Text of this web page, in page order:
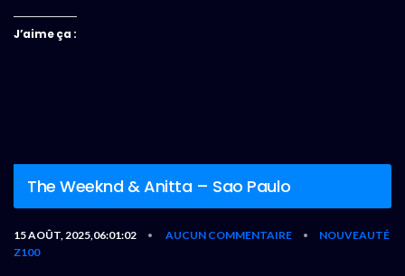
J’aime ça :
The Weeknd & Anitta – Sao Paulo
15 AOÛT, 2025,06:01:02 • AUCUN COMMENTAIRE •
NOUVEAUTÉ
Z100